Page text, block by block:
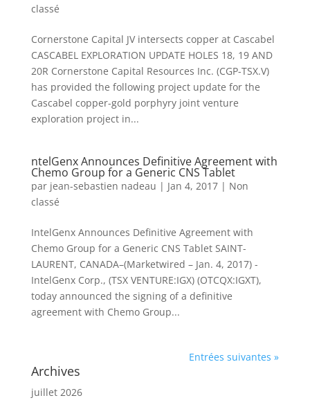
classé
Cornerstone Capital JV intersects copper at Cascabel
CASCABEL EXPLORATION UPDATE HOLES 18, 19 AND
20R Cornerstone Capital Resources Inc. (CGP-TSX.V)
has provided the following project update for the
Cascabel copper-gold porphyry joint venture
exploration project in...
ntelGenx Announces Definitive Agreement with
Chemo Group for a Generic CNS Tablet
par jean-sebastien nadeau | Jan 4, 2017| Non
classé
IntelGenx Announces Definitive Agreement with
Chemo Group for a Generic CNS Tablet SAINT-
LAURENT, CANADA–(Marketwired – Jan. 4, 2017) -
IntelGenx Corp., (TSX VENTURE:IGX) (OTCQX:IGXT),
today announced the signing of a definitive
agreement with Chemo Group...
Entrées suivantes »
Archives
juillet 2026